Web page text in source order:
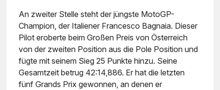
An zweiter Stelle steht der jüngste MotoGP-
Champion, der Italiener Francesco Bagnaia. Dieser
Pilot eroberte beim Großen Preis von Österreich
von der zweiten Position aus die Pole Position und
fügte mit seinem Sieg 25 Punkte hinzu. Seine
Gesamtzeit betrug 42:14,886. Er hat die letzten
fünf Grands Prix gewonnen, an denen er